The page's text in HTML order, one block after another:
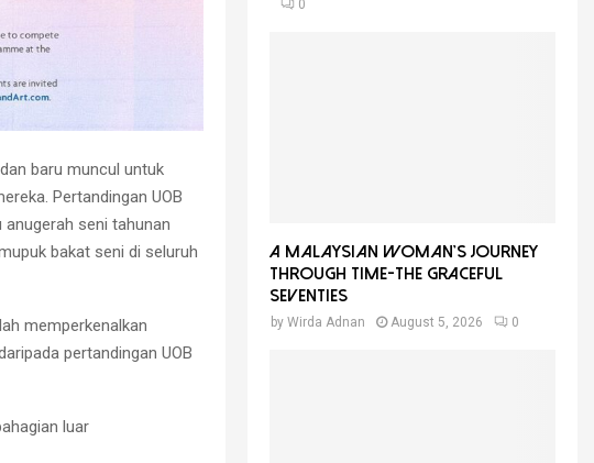
baru muncul untuk
Pertandingan UOB
seni tahunan
bakat seni di seluruh
memperkenalkan
pertandingan UOB
luar
0
A Malaysian Woman’s Journey
Through Time-THE GRACEFUL
SEVENTIES
by Wirda Adnan August 5, 2026 0